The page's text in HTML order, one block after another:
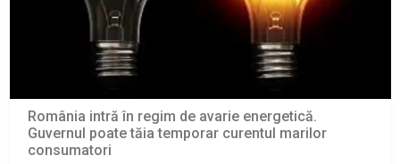
România intră în regim de avarie energetică.
Guvernul poate tăia temporar curentul marilor
consumatori